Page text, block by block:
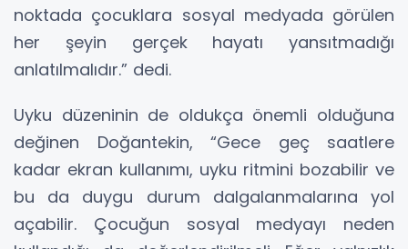
noktada çocuklara sosyal medyada görülen
her şeyin gerçek hayatı yansıtmadığı
anlatılmalıdır.” dedi.
Uyku düzeninin de oldukça önemli olduğuna
değinen Doğantekin, “Gece geç saatlere
kadar ekran kullanımı, uyku ritmini bozabilir ve
bu da duygu durum dalgalanmalarına yol
açabilir. Çocuğun sosyal medyayı neden